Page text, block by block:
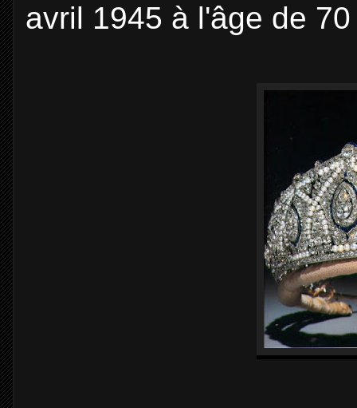
avril 1945 à l'âge de